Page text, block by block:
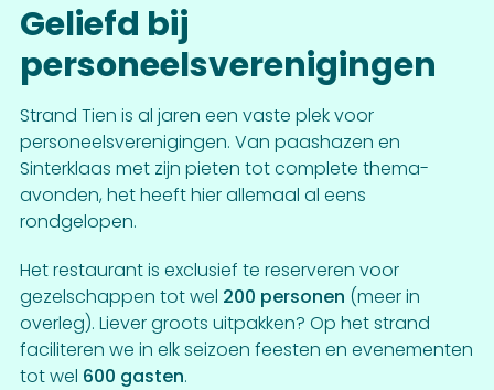
Geliefd bij
personeelsverenigingen
Strand Tien is al jaren een vaste plek voor
personeelsverenigingen. Van paashazen en
Sinterklaas met zijn pieten tot complete thema-
avonden, het heeft hier allemaal al eens
rondgelopen.
Het restaurant is exclusief te reserveren voor
gezelschappen tot wel 200 personen (meer in
overleg). Liever groots uitpakken? Op het strand
faciliteren we in elk seizoen feesten en evenementen
tot wel 600 gasten.